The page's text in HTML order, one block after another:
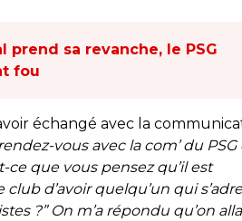
prend sa revanche, le PSG
fou
échangé avec la
vous avec la com’ du PSG
ce que vous pensez qu’il est
d’avoir quelqu’un qui
?” On m’a répondu qu’on